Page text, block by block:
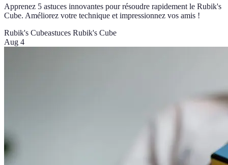
Apprenez 5 astuces innovantes pour résoudre rapidement le Rubik's
Cube. Améliorez votre technique et impressionnez vos amis !
Rubik's Cubeastuces Rubik's Cube
Aug 4